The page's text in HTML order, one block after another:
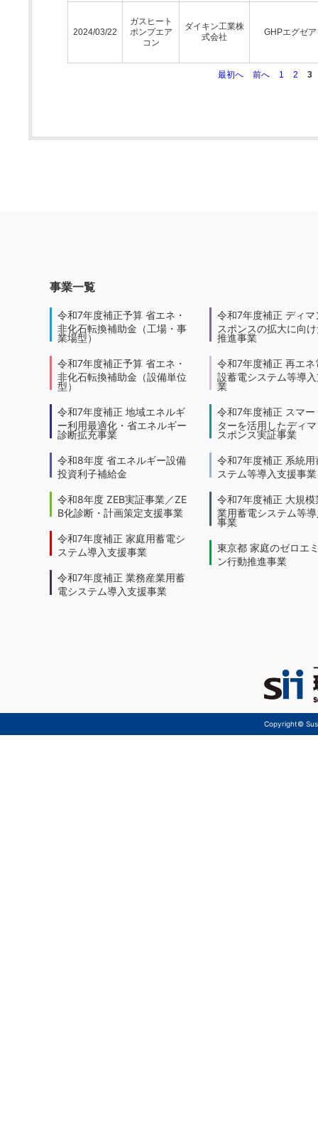
2024/03/22
ガスヒート
ポンプエア
コン
ダイキン工業株
式会社
GHPエグゼ
最初へ 前へ 1 2 3
事業一覧
令和7年度補正予算 省エネ・
非化石転換補助金（工場・事
業場型）
令和7年度補正予算 省エネ・
非化石転換補助金（設備単位
型）
令和7年度補正 地域エネルギ
ー利用最適化・省エネルギー
診断拡充事業
令和8年度 省エネルギー設備
投資利子補給金
令和8年度 ZEB実証事業／ZE
B化診断・計画策定支援事業
令和7年度補正 家庭用蓄電シ
ステム導入支援事業
令和7年度補正 業務産業用蓄
電システム導入支援事業
令和7年度補正 ディマ
スポンスの拡大に向
推進事業
令和7年度補正 再エネ
設蓄電システム等導
業
令和7年度補正 スマー
ターを活用したディ
スポンス実証事業
令和7年度補正 系統用
ステム等導入支援事業
令和7年度補正 大規模
業用蓄電システム等
事業
東京都 家庭のゼロエ
ン行動推進事業
Copyright©